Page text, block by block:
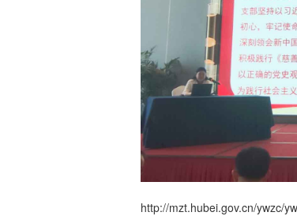
http://mzt.hubei.gov.cn/ywzc/